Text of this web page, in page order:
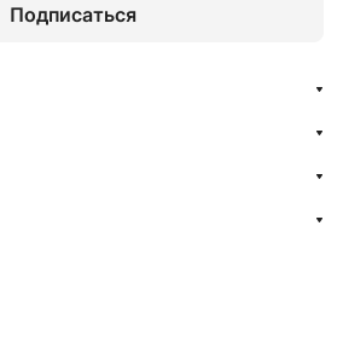
Подписаться